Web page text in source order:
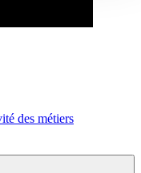
des métiers